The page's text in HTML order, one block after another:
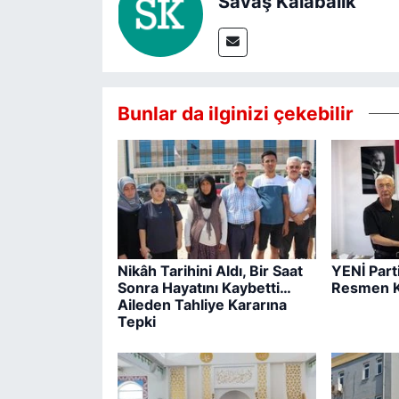
Bunlar da ilginizi çekebilir
Nikâh Tarihini Aldı, Bir Saat
Sonra Hayatını Kaybetti…
Aileden Tahliye Kararına
Tepki
YENİ
Resmen